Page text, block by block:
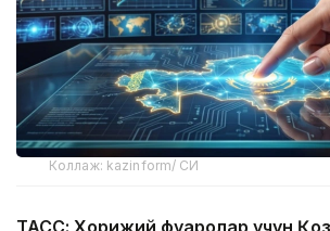
Коллаж: kazinform/ СИ